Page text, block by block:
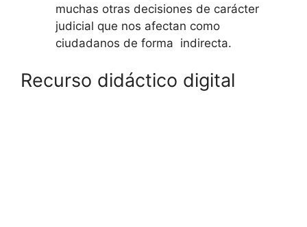
muchas otras decisiones de carácter
judicial que nos afectan como
ciudadanos de forma indirecta.
Recurso didáctico digital